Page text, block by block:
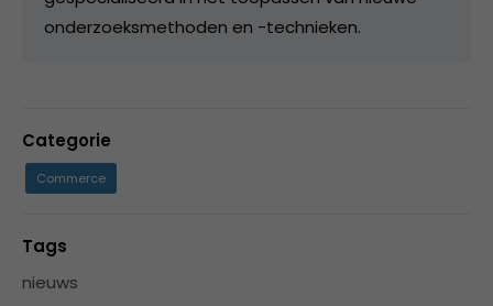
onderzoeksmethoden en -technieken.
Categorie
Commerce
Tags
nieuws